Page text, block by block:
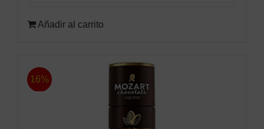
Añadir al carrito
16%